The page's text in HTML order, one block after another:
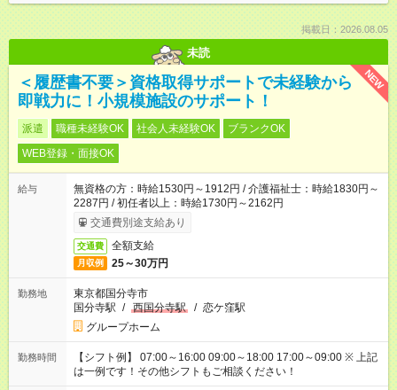
掲載日：2026.08.05
未読
NEW
＜履歴書不要＞資格取得サポートで未経験から
即戦力に！小規模施設のサポート！
派遣 職種未経験OK 社会人未経験OK
ブランクOK
WEB登録・面接OK
給与
無資格の方：時給1530円～1912円 / 介護福祉士：時給1830円～
2287円 / 初任者以上：時給1730円～2162円
交通費別途支給あり
交通費 全額支給
月収例 25～30万円
勤務地
東京都国分寺市
国分寺駅 / 西国分寺駅 / 恋ケ窪駅
グループホーム
勤務時間
【シフト例】 07:00～16:00 09:00～18:00 17:00～09:00 ※ 上記
は一例です！その他シフトもご相談ください！